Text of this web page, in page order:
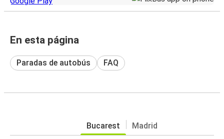
En esta página
Paradas de autobús FAQ
Bucarest Madrid